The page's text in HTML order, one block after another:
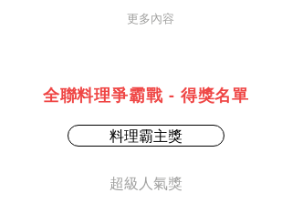
更多內容
全聯料理爭霸戰 - 得獎名單
料理霸主獎
超級人氣獎